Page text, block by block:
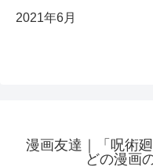
2021年6月
漫画友達｜「呪術
どの漫画